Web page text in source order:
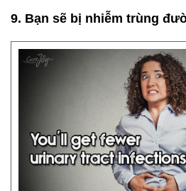
9. Bạn sẽ bị nhiễm trùng